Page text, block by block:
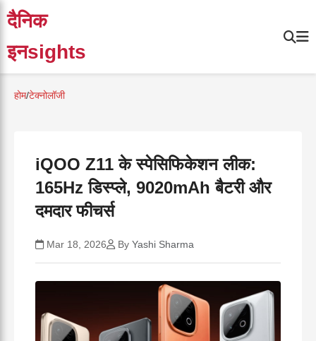
दैनिक
इनsights
होम/टेक्नोलॉजी
iQOO Z11 के स्पेसिफिकेशन लीक:
165Hz डिस्प्ले, 9020mAh बैटरी और
दमदार फीचर्स
Mar 18, 2026 By Yashi Sharma